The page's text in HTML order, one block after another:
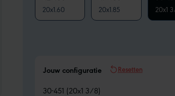
20x1.60 20x1.85 20x1
Jouw configuratie Resetten
30-451 (20x1 3/8)